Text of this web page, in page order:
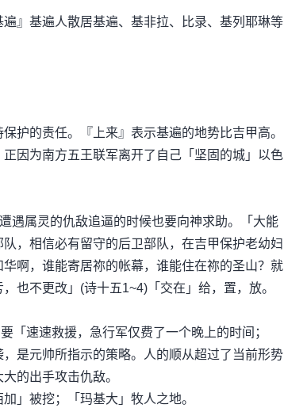
』基遍人散居基遍、基非拉、比录、基列耶琳等
护的责任。『上来』表示基遍的地势比吉甲高。
因为南方五王联军离开了自己「坚固的城」以色
遇属灵的仇敌追逼的时候也要向神求助。「大能
，相信必有留守的后卫部队，在吉甲保护老幼妇
啊，谁能寄居祢的帐幕，谁能住在祢的圣山？就
也不更改」(诗十五1~4)「交在」给，置，放。
「速速救援，急行军仅费了一个晚上的时间；
是元帅所指示的策略。人的顺从超过了当前形势
的出手攻击仇敌。
」被挖；「玛基大」牧人之地。